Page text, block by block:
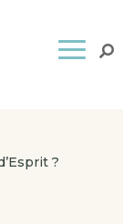
?